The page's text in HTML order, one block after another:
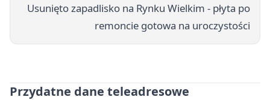
Usunięto zapadlisko na Rynku Wielkim - płyta po
remoncie gotowa na uroczystości
Przydatne dane teleadresowe